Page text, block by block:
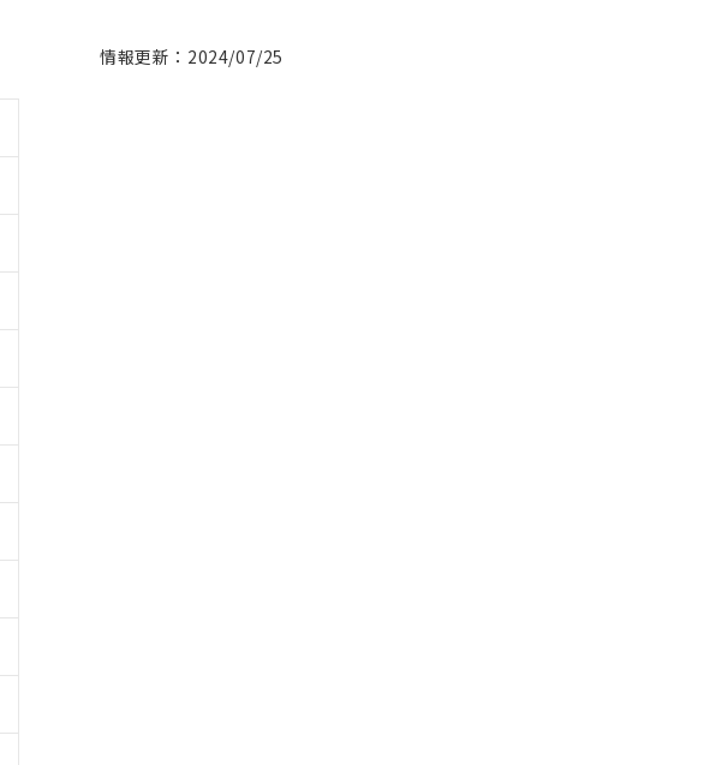
情報更新：2024/07/25
供可能な商品です。
替える予定のある商品です。
、対応品を出す予定はありません。